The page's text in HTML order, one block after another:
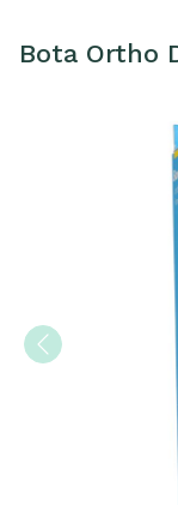
Bota Ortho